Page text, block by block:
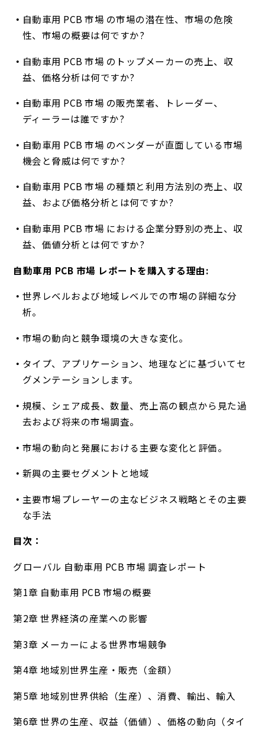
自動車用 PCB 市場 の市場の潜在性、市場の危険
性、市場の概要は何ですか?
自動車用 PCB 市場 のトップメーカーの売上、収
益、価格分析は何ですか?
自動車用 PCB 市場 の販売業者、トレーダー、
ディーラーは誰ですか?
自動車用 PCB 市場 のベンダーが直面している市場
機会と脅威は何ですか?
自動車用 PCB 市場 の種類と利用方法別の売上、収
益、および価格分析とは何ですか?
自動車用 PCB 市場 における企業分野別の売上、収
益、価値分析とは何ですか?
自動車用 PCB 市場 レポートを購入する理由:
世界レベルおよび地域レベルでの市場の詳細な分
析。
市場の動向と競争環境の大きな変化。
タイプ、アプリケーション、地理などに基づいてセ
グメンテーションします。
規模、シェア成長、数量、売上高の観点から見た過
去および将来の市場調査。
市場の動向と発展における主要な変化と評価。
新興の主要セグメントと地域
主要市場プレーヤーの主なビジネス戦略とその主要
な手法
目次：
グローバル 自動車用 PCB 市場 調査レポート
第1章 自動車用 PCB 市場の概要
第2章 世界経済の産業への影響
第3章 メーカーによる世界市場競争
第4章 地域別世界生産・販売（金額）
第5章 地域別世界供給（生産）、消費、輸出、輸入
第6章 世界の生産、収益（価値）、価格の動向（タイ